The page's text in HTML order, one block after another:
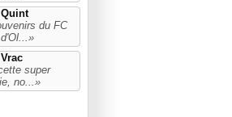
du FC
super
no...»